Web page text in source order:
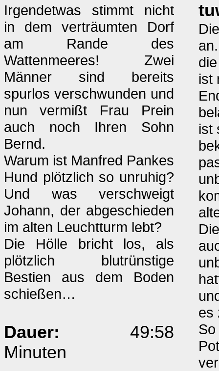
Irgendetwas stimmt nicht
in dem verträumten Dorf
am Rande des
Wattenmeeres! Zwei
Männer sind bereits
spurlos verschwunden und
nun vermißt Frau Prein
auch noch Ihren Sohn
Bernd.
Warum ist Manfred Pankes
Hund plötzlich so unruhig?
Und was verschweigt
Johann, der abgeschieden
im alten Leuchtturm lebt?
Die Hölle bricht los, als
plötzlich blutrünstige
Bestien aus dem Boden
schießen…
Dauer: 49:58
Minuten
ist
ist
es